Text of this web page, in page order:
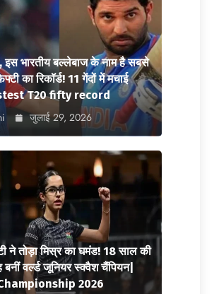
इस भारतीय बल्लेबाज के नाम है सबसे
का रिकॉर्ड! 11 गेंदों में मचाई
T20 fifty record
जुलाई 29, 2026
ने तोड़ा मिस्र का घमंड! 18 साल की
वर्ल्ड जूनियर स्क्वैश चैंपियन|
2026